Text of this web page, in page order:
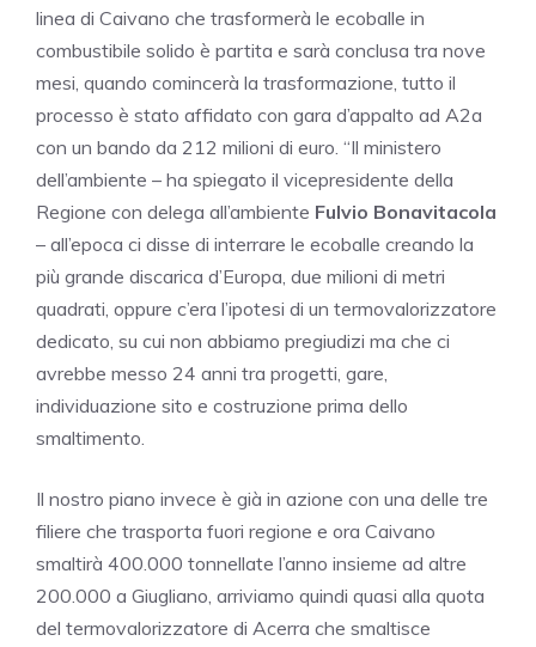
linea di Caivano che trasformerà le ecoballe in
combustibile solido è partita e sarà conclusa tra nove
mesi, quando comincerà la trasformazione, tutto il
processo è stato affidato con gara d’appalto ad A2a
con un bando da 212 milioni di euro. “Il ministero
dell’ambiente – ha spiegato il vicepresidente della
Regione con delega all’ambiente Fulvio Bonavitacola
– all’epoca ci disse di interrare le ecoballe creando la
più grande discarica d’Europa, due milioni di metri
quadrati, oppure c’era l’ipotesi di un termovalorizzatore
dedicato, su cui non abbiamo pregiudizi ma che ci
avrebbe messo 24 anni tra progetti, gare,
individuazione sito e costruzione prima dello
smaltimento.
Il nostro piano invece è già in azione con una delle tre
filiere che trasporta fuori regione e ora Caivano
smaltirà 400.000 tonnellate l’anno insieme ad altre
200.000 a Giugliano, arriviamo quindi quasi alla quota
del termovalorizzatore di Acerra che smaltisce